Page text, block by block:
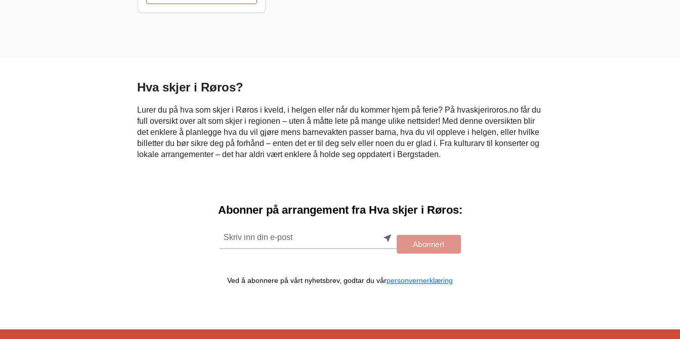
Hva skjer i Røros?
Lurer du på hva som skjer i Røros i kveld, i helgen eller når du kommer hjem på ferie? På hvaskjeriroros.no får du
full oversikt over alt som skjer i regionen – uten å måtte lete på mange ulike nettsider! Med denne oversikten blir
det enklere å planlegge hva du vil gjøre mens barnevakten passer barna, hva du vil oppleve i helgen, eller hvilke
billetter du bør sikre deg på forhånd – enten det er til deg selv eller noen du er glad i. Fra kulturarv til konserter og
lokale arrangementer – det har aldri vært enklere å holde seg oppdatert i Bergstaden.
Abonner på arrangement fra Hva skjer i Røros:
near_me
Abonner!
Ved å abonnere på vårt nyhetsbrev, godtar du vårpersonvernerklæring